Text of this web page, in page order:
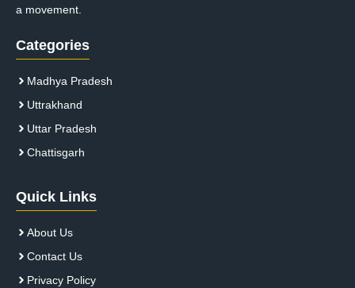
a movement.
Categories
Madhya Pradesh
Uttrakhand
Uttar Pradesh
Chattisgarh
Quick Links
About Us
Contact Us
Privacy Policy